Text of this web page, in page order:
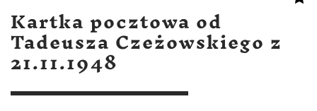
Kartka pocztowa od
Tadeusza Czeżowskiego z
21.11.1948